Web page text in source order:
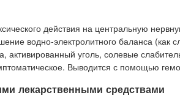
действия на центральную
водно-электролитного баланса (как
активированный уголь, солевые
Выводится с помощью
лекарственными средствами